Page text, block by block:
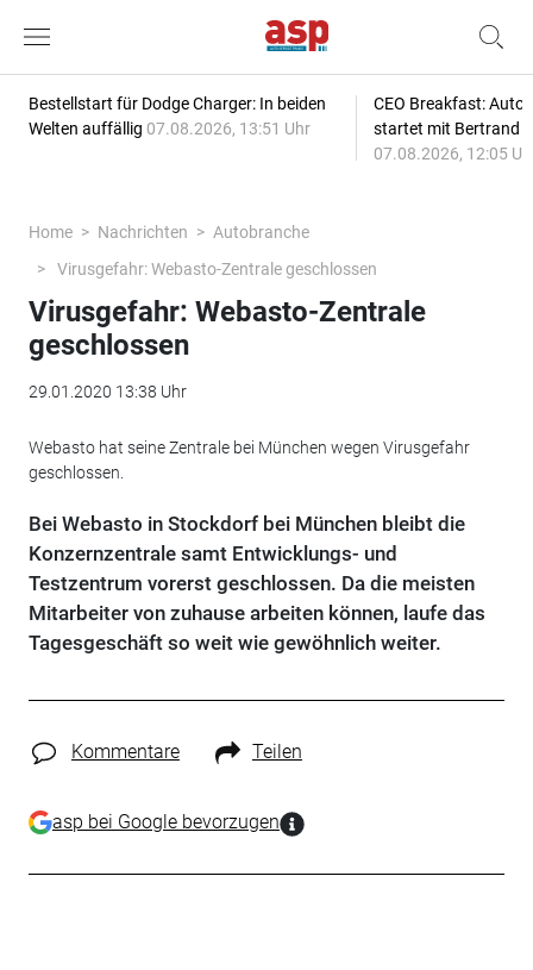
Bestellstart für Dodge Charger: In beiden
Welten auffällig 07.08.2026, 13:51 Uhr
CEO Breakfast:
startet mit Bertrand
07.08.2026, 12:05
Home Nachrichten
Autobranche
Virusgefahr: Webasto-Zentrale geschlossen
Virusgefahr: Webasto-Zentrale
geschlossen
29.01.2020 13:38 Uhr
Webasto hat seine Zentrale bei München wegen Virusgefahr
geschlossen.
Bei Webasto in Stockdorf bei München bleibt die
Konzernzentrale samt Entwicklungs- und
Testzentrum vorerst geschlossen. Da die meisten
Mitarbeiter von zuhause arbeiten können, laufe das
Tagesgeschäft so weit wie gewöhnlich weiter.
Kommentare Teilen
asp bei Google bevorzugen